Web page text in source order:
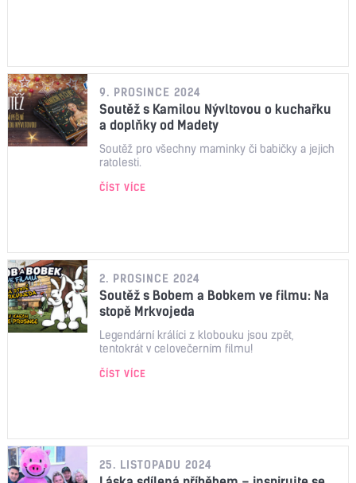
9. PROSINCE 2024
Soutěž s Kamilou Nývltovou o kuchařku
a doplňky od Madety
Soutěž pro všechny maminky či babičky a jejich
ratolesti.
ČÍST VÍCE
2. PROSINCE 2024
Soutěž s Bobem a Bobkem ve filmu: Na
stopě Mrkvojeda
Legendární králíci z klobouku jsou zpět,
tentokrát v celovečerním filmu!
ČÍST VÍCE
25. LISTOPADU 2024